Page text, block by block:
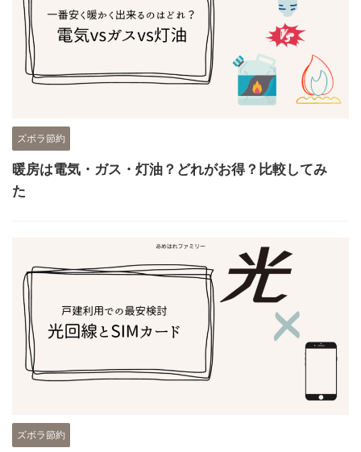
ズボラ節約
暖房は電気・ガス・灯油？どれがお得？比較してみ
た
ズボラ節約